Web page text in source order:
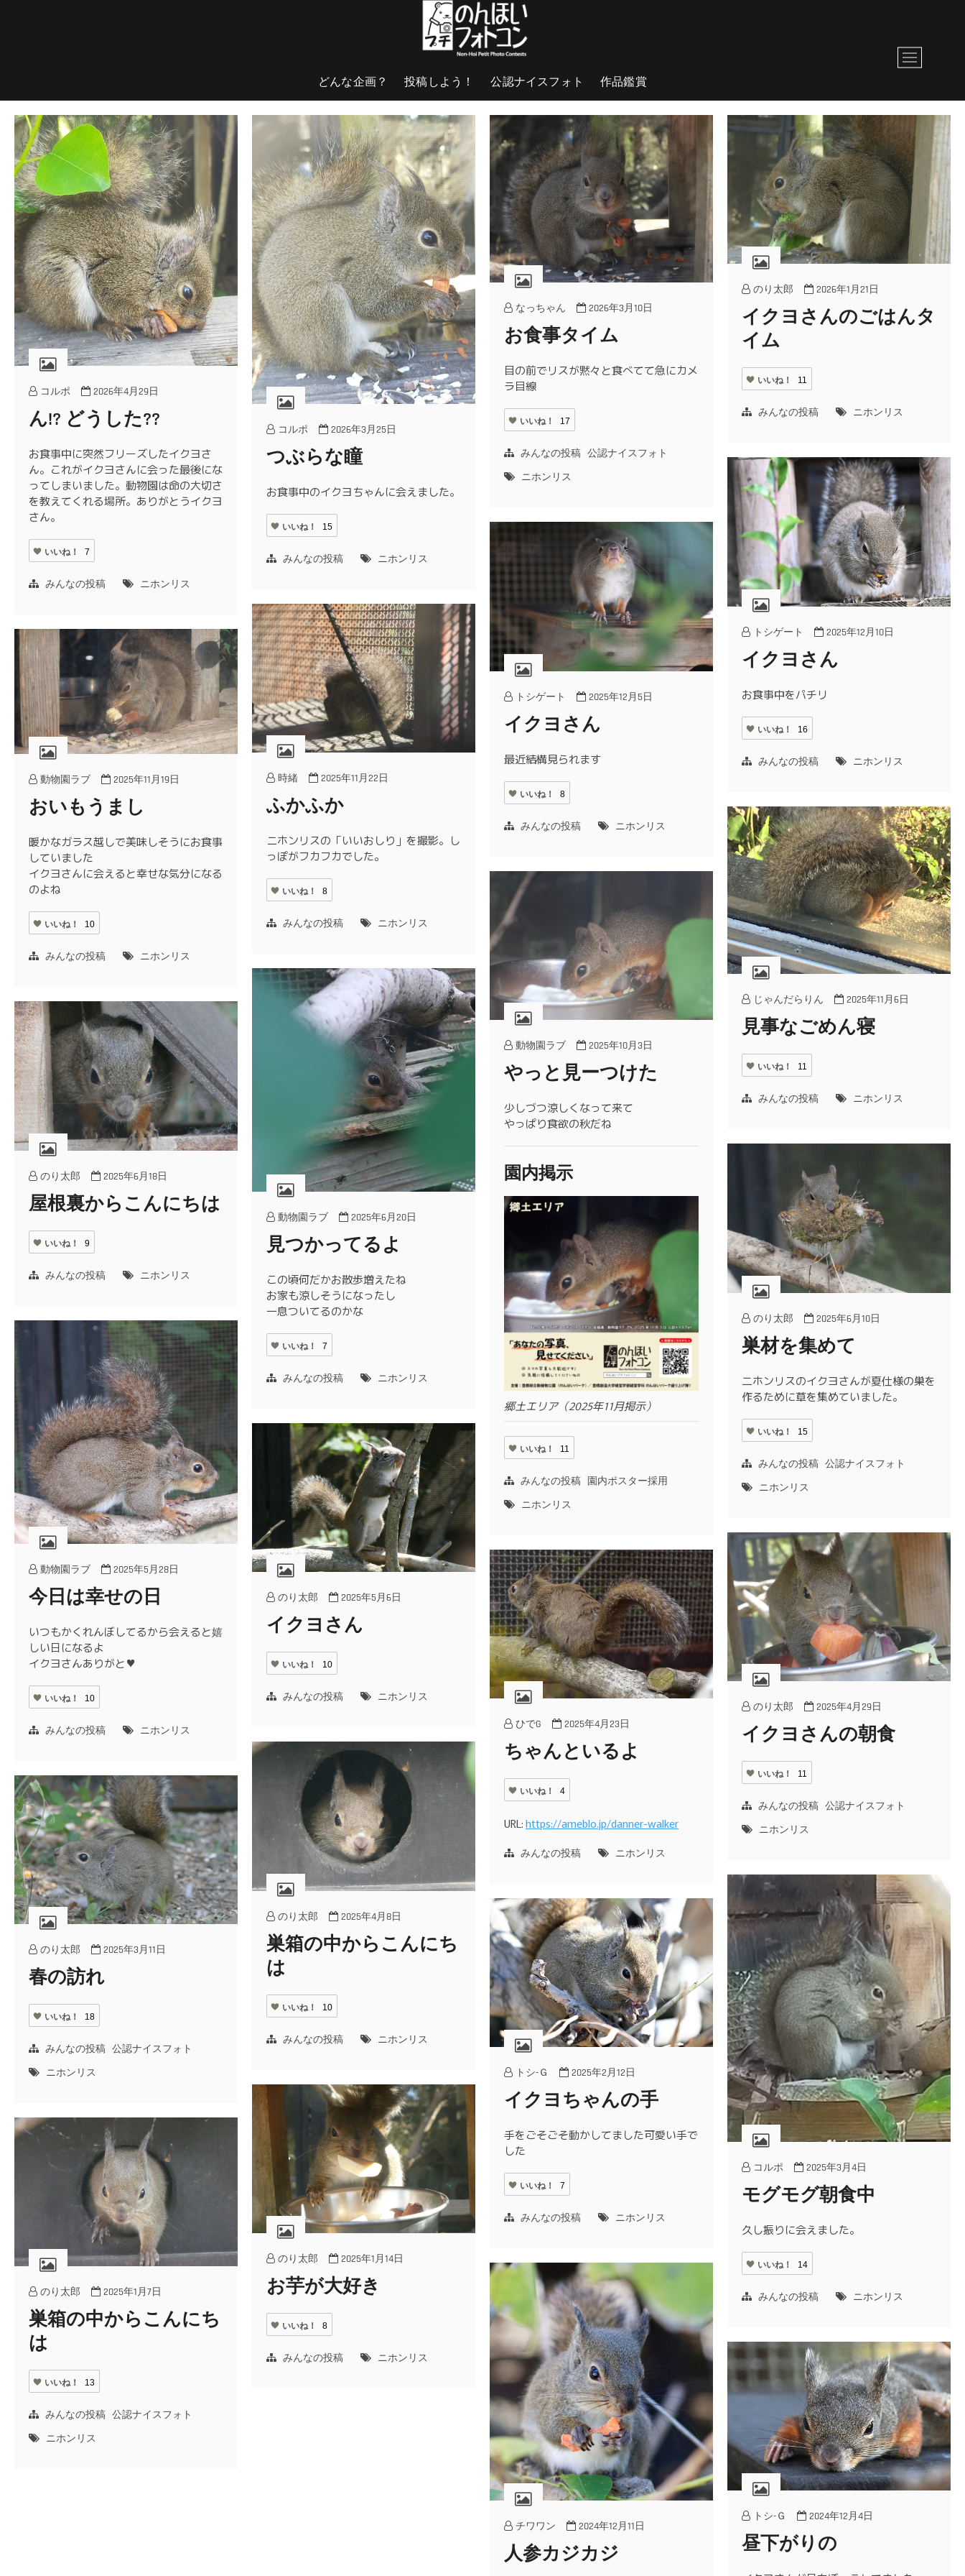
どんな企画？ 投稿しよう！ 公認ナイスフォト 作品鑑賞
M
e
u
t
コルポ 2026年4月29日
ん!? どうした??
お食事中に突然フリーズしたイクヨさ
ん。これがイクヨさんに会った最後にな
ってしまいました。動物園は命の大切さ
を教えてくれる場所。ありがとうイクヨ
さん。
いいね！ 7
みんなの投稿 ニホンリス
コルポ 2026年3月25日
つぶらな瞳
お食事中のイクヨちゃんに会えました。
いいね！ 15
みんなの投稿 ニホンリス
なっちゃん 2026年3月10日
お食事タイム
目の前でリスが黙々と食べてて急にカメ
ラ目線
いいね！ 17
みんなの投稿 公認ナイスフォト
ニホンリス
のり太郎 2026年1月21日
イクヨさんのごはんタ
イム
いいね！ 11
みんなの投稿 ニホンリス
トシゲート 2025年12月10日
イクヨさん
お食事中をパチリ
いいね！ 16
みんなの投稿 ニホンリス
トシゲート 2025年12月5日
イクヨさん
最近結構見られます
いいね！ 8
みんなの投稿 ニホンリス
時緒 2025年11月22日
ふかふか
ニホンリスの「いいおしり」を撮影。し
っぽがフカフカでした。
いいね！ 8
みんなの投稿 ニホンリス
動物園ラブ 2025年11月19日
おいもうまし
暖かなガラス越しで美味しそうにお食事
していました
イクヨさんに会えると幸せな気分になる
のよね
いいね！ 10
みんなの投稿 ニホンリス
じゃんだらりん 2025年11月6日
見事なごめん寝
いいね！ 11
みんなの投稿 ニホンリス
動物園ラブ 2025年10月3日
やっと見ーつけた
少しづつ涼しくなって来て
やっぱり食欲の秋だね
園内掲示
郷土エリア（2025年11月掲示）
いいね！ 11
みんなの投稿
園内ポスター採用
ニホンリス
動物園ラブ 2025年6月20日
見つかってるよ
この頃何だかお散歩増えたね
お家も涼しそうになったし
一息ついてるのかな
いいね！ 7
みんなの投稿 ニホンリス
のり太郎 2025年6月18日
屋根裏からこんにちは
いいね！ 9
みんなの投稿 ニホンリス
のり太郎 2025年6月10日
巣材を集めて
二ホンリスのイクヨさんが夏仕様の巣を
作るために草を集めていました。
いいね！ 15
みんなの投稿 公認ナイスフォト
ニホンリス
動物園ラブ 2025年5月28日
今日は幸せの日
いつもかくれんぼしてるから会えると嬉
しい日になるよ
イクヨさんありがと♥️
いいね！ 10
みんなの投稿 ニホンリス
のり太郎 2025年5月6日
イクヨさん
いいね！ 10
みんなの投稿 ニホンリス
のり太郎 2025年4月29日
イクヨさんの朝食
いいね！ 11
みんなの投稿 公認ナイスフォト
ニホンリス
ひでG 2025年4月23日
ちゃんといるよ
いいね！ 4
URL:https://ameblo.jp/danner-walker
みんなの投稿 ニホンリス
のり太郎 2025年4月8日
巣箱の中からこんにち
は
いいね！ 10
みんなの投稿 ニホンリス
のり太郎 2025年3月11日
春の訪れ
いいね！ 18
みんなの投稿 公認ナイスフォト
ニホンリス
コルポ 2025年3月4日
モグモグ朝食中
久し振りに会えました。
いいね！ 14
みんなの投稿 ニホンリス
トシ-Ｇ 2025年2月12日
イクヨちゃんの手
手をごそごそ動かしてました可愛い手で
した
いいね！ 7
みんなの投稿 ニホンリス
のり太郎 2025年1月14日
お芋が大好き
いいね！ 8
みんなの投稿 ニホンリス
のり太郎 2025年1月7日
巣箱の中からこんにち
は
いいね！ 13
みんなの投稿 公認ナイスフォト
ニホンリス
チワワン 2024年12月11日
人参カジカジ
トシ-Ｇ 2024年12月4日
昼下がりの